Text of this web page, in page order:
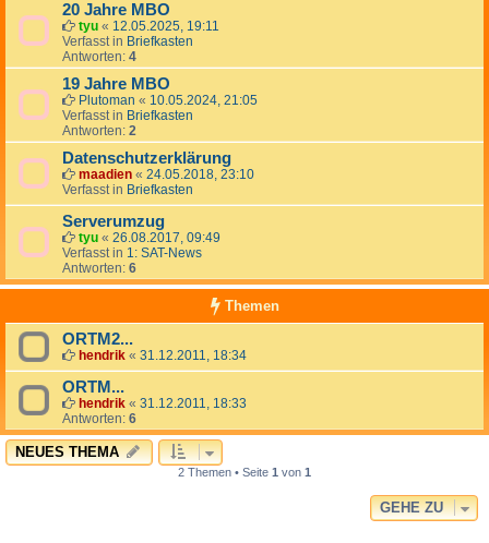
20 Jahre MBO
tyu « 12.05.2025, 19:11
Verfasst in Briefkasten
Antworten: 4
19 Jahre MBO
Plutoman « 10.05.2024, 21:05
Verfasst in Briefkasten
Antworten: 2
Datenschutzerklärung
maadien « 24.05.2018, 23:10
Verfasst in Briefkasten
Serverumzug
tyu « 26.08.2017, 09:49
Verfasst in 1: SAT-News
Antworten: 6
Themen
ORTM2...
hendrik « 31.12.2011, 18:34
ORTM...
hendrik « 31.12.2011, 18:33
Antworten: 6
NEUES THEMA
2 Themen • Seite 1 von 1
GEHE ZU